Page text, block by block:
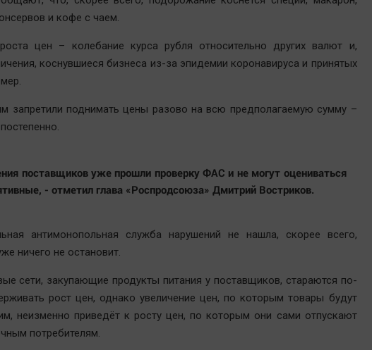
и кофе с чаем.
цен – колебание курса рубля относительно других валют и,
коснувшиеся бизнеса из-за эпидемии коронавируса и принятых
запретили поднимать цены разово на всю предполагаемую сумму –
поставщиков уже прошли проверку ФАС и не могут оцениваться
- отметил глава «Роспродсоюза» Дмитрий Востриков.
антимонопольная служба нарушений не нашла, скорее всего,
ничего не остановит.
сети, закупающие продукты питания у поставщиков, стараются по-
рост цен, однако увеличение цен, по которым товары будут
неизменно приведёт к росту цен, по которым они сами отпускают
потребителям.